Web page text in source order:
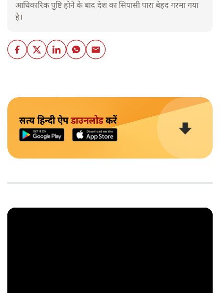
आधिकारिक पुष्टि होने के बाद देश का सियासी पारा बेहद गरमा गया
है।
सत्य हिन्दी ऐपडाउनलोडकरें